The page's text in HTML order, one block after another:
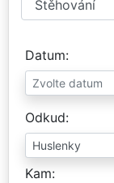
Datum
Odkud
Kam